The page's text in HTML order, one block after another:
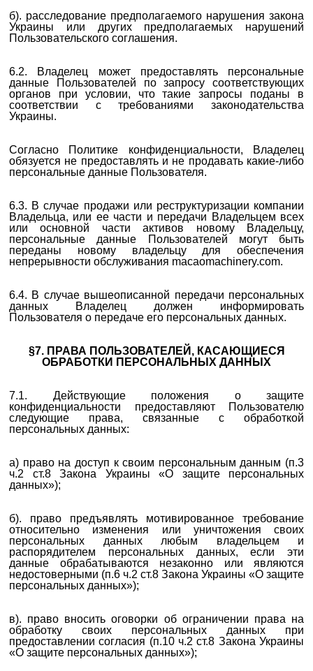
б). расследование предполагаемого нарушения закона
Украины или других предполагаемых нарушений
Пользовательского соглашения.
6.2. Владелец может предоставлять персональные
данные Пользователей по запросу соответствующих
органов при условии, что такие запросы поданы в
соответствии с требованиями законодательства
Украины.
Согласно Политике конфиденциальности, Владелец
обязуется не предоставлять и не продавать какие-либо
персональные данные Пользователя.
6.3. В случае продажи или реструктуризации компании
Владельца, или ее части и передачи Владельцем всех
или основной части активов новому Владельцу,
персональные данные Пользователей могут быть
переданы новому владельцу для обеспечения
непрерывности обслуживания macaomachinery.com.
6.4. В случае вышеописанной передачи персональных
данных Владелец должен информировать
Пользователя о передаче его персональных данных.
§7. ПРАВА ПОЛЬЗОВАТЕЛЕЙ, КАСАЮЩИЕСЯ
ОБРАБОТКИ ПЕРСОНАЛЬНЫХ ДАННЫХ
7.1. Действующие положения о защите
конфиденциальности предоставляют Пользователю
следующие права, связанные с обработкой
персональных данных:
а) право на доступ к своим персональным данным (п.3
ч.2 ст.8 Закона Украины «О защите персональных
данных»);
б). право предъявлять мотивированное требование
относительно изменения или уничтожения своих
персональных данных любым владельцем и
распорядителем персональных данных, если эти
данные обрабатываются незаконно или являются
недостоверными (п.6 ч.2 ст.8 Закона Украины «О защите
персональных данных»);
в). право вносить оговорки об ограничении права на
обработку своих персональных данных при
предоставлении согласия (п.10 ч.2 ст.8 Закона Украины
«О защите персональных данных»);